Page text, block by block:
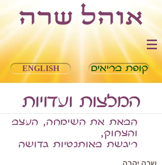
ENGLISH קופת בריאים
המלצות ועדויות
הבאת את השימחה, העצב
והצחוק,
ריגשת באותנטיות גדושה